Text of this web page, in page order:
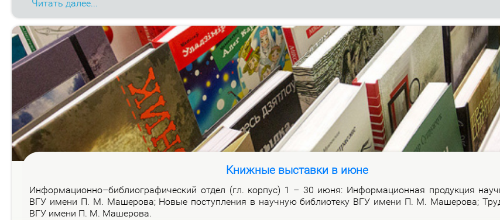
Читать далее...
Книжные выставки в июне
Ин­фор­ма­ци­он­но–биб­лио­гра­фи­че­ский от­дел (гл. кор­пус) 1 – 30 июня: Ин­фор­ма­ци­он­ная про­дук­ция
ВГУ име­ни П. М. Ма­ше­ро­ва; Но­вые по­ступ­ле­ния в на­уч­ную биб­лио­те­ку ВГУ име­ни П. М. Ма­ше­ро­ва;
ВГУ име­ни П. М. Ма­ше­ро­ва.